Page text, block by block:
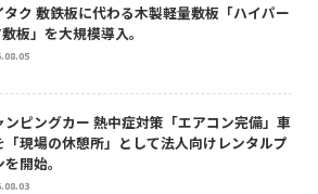
タク 敷鉄板に代わる木製軽量敷板「ハイパー
板」を大規模導入。
ンピングカー 熱中症対策「エアコン完備」車
「現場の休憩所」として法人向けレンタルプ
開始。